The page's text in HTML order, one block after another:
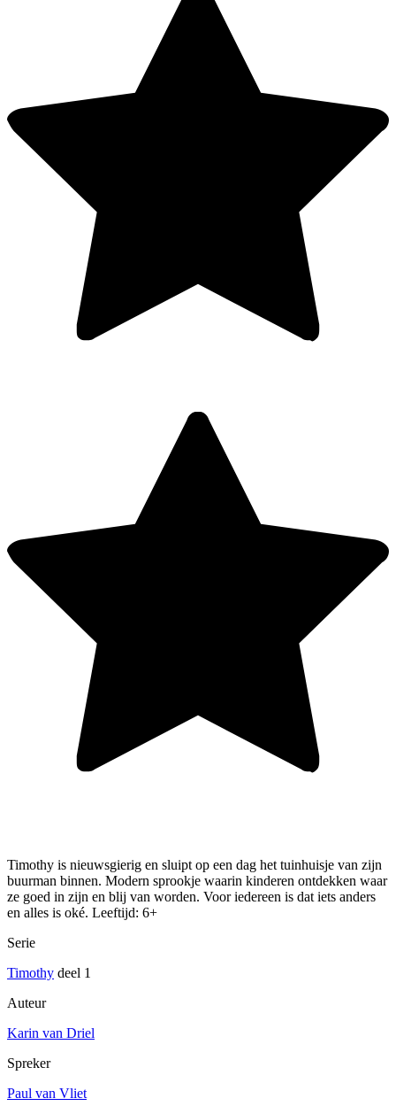
Timothy is nieuwsgierig en sluipt op een dag het tuinhuisje van zijn
buurman binnen. Modern sprookje waarin kinderen ontdekken waar
ze goed in zijn en blij van worden. Voor iedereen is dat iets anders
en alles is oké. Leeftijd: 6+
Serie
Timothy deel 1
Auteur
Karin van Driel
Spreker
Paul van Vliet